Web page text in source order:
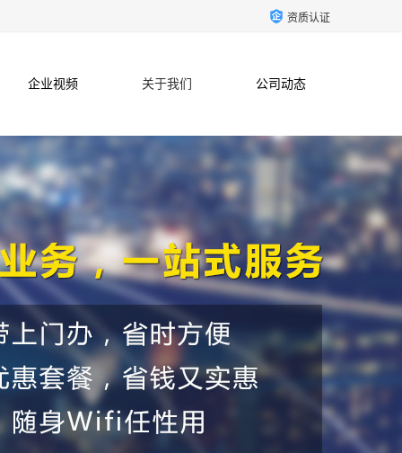
资质认证
企业视频 关于我们 公司动态
联系方式